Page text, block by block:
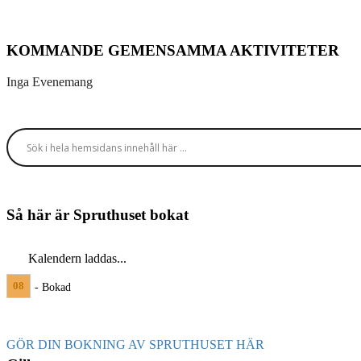
KOMMANDE GEMENSAMMA AKTIVITETER
Inga Evenemang
Så här är Spruthuset bokat
Kalendern laddas...
08 - Bokad
GÖR DIN BOKNING AV SPRUTHUSET HÄR